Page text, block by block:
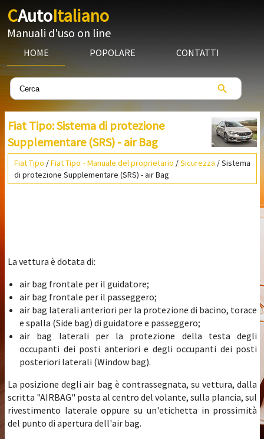
CAutoItaliano
Manuali d'uso on line
HOME POPOLARE CONTATTI
Fiat Tipo: Sistema di protezione
Supplementare (SRS) - air Bag
Fiat Tipo /Fiat Tipo - Manuale del proprietario /Sicurezza / Sistema
di protezione Supplementare (SRS) - air Bag
La vettura è dotata di:
air bag frontale per il guidatore;
air bag frontale per il passeggero;
air bag laterali anteriori per la protezione di bacino, torace
e spalla (Side bag) di guidatore e passeggero;
air bag laterali per la protezione della testa degli
occupanti dei posti anteriori e degli occupanti dei posti
posteriori laterali (Window bag).
La posizione degli air bag è contrassegnata, su vettura, dalla
scritta "AIRBAG" posta al centro del volante, sulla plancia, sul
rivestimento laterale oppure su un'etichetta in prossimità
del punto di apertura dell'air bag.